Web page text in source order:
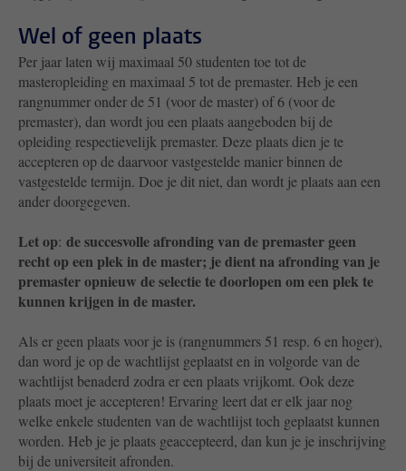
Wel of geen plaats
Per jaar laten wij maximaal 50 studenten toe tot de
masteropleiding en maximaal 5 tot de premaster. Heb je een
rangnummer onder de 51 (voor de master) of 6 (voor de
premaster), dan wordt jou een plaats aangeboden bij de
opleiding respectievelijk premaster. Deze plaats dien je te
accepteren op de daarvoor vastgestelde manier binnen de
vastgestelde termijn. Doe je dit niet, dan wordt je plaats aan een
ander doorgegeven.
Let op: de succesvolle afronding van de premaster geen
recht op een plek in de master; je dient na afronding van je
premaster opnieuw de selectie te doorlopen om een plek te
kunnen krijgen in de master.
Als er geen plaats voor je is (rangnummers 51 resp. 6 en hoger),
dan word je op de wachtlijst geplaatst en in volgorde van de
wachtlijst benaderd zodra er een plaats vrijkomt. Ook deze
plaats moet je accepteren! Ervaring leert dat er elk jaar nog
welke enkele studenten van de wachtlijst toch geplaatst kunnen
worden. Heb je je plaats geaccepteerd, dan kun je je inschrijving
bij de universiteit afronden.